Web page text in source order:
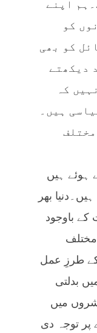
اپنے
کو
کو بھی
دیکھتے
کہ
ہیں۔
ہوئے ہیں
بھر
باوجود
طرزِ عمل
بدلتی
میں
پر توجہ دی